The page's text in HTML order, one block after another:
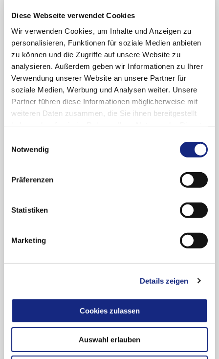
Diese Webseite verwendet Cookies
Wir verwenden Cookies, um Inhalte und Anzeigen zu
personalisieren, Funktionen für soziale Medien anbieten
zu können und die Zugriffe auf unsere Website zu
analysieren. Außerdem geben wir Informationen zu Ihrer
Verwendung unserer Website an unsere Partner für
soziale Medien, Werbung und Analysen weiter. Unsere
Partner führen diese Informationen möglicherweise mit
weiteren Daten zusammen, die Sie ihnen bereitgestellt
Cookies, wenn Sie unsere Webseite weiterhin
Notwendig
Präferenzen
Statistiken
Marketing
Details zeigen
Cookies zulassen
Auswahl erlauben
als Index angegeben.
(spezifische AK im Liquor) x (Serum-IgG)
AI
=
▬▬▬▬▬▬▬▬▬▬▬▬▬▬▬▬▬▬▬▬▬▬▬▬
(Liquor-IgG) x (spezifische Antikörper im
Serum)
Wert des Indexes = 1 (= keine spezifische
Antikörpersynthese im ZNS). Felgenhauer und
verschiedenen entzündlichen ZNS-
Bestimmung den Cut-Off berechnet (normal <
1,5). Prange und Müller hatten zuvor das gleiche
mit und ohne ZNS-Befall evaluiert. Da beim
Titervergleich eine höhere Schwankungsbreite
besteht, ließ sich ein Cut-Off von 3,0 ermitteln.
Die Verwendung der Albuminwerte in Liquor
fehlerhafter Ergebnisse insbesondere bei
Blutkontamination der Liquorprobe.
Der typische Liquorbefund bei Neuroborreliose